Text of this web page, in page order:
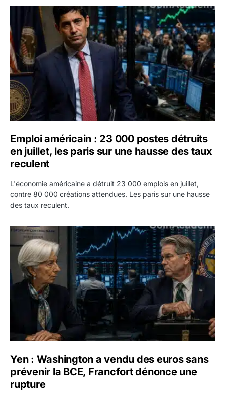
Emploi américain : 23 000 postes détruits en juillet, les
Emploi américain : 23 000 postes détruits
en juillet, les paris sur une hausse des taux
reculent
L'économie américaine a détruit 23 000 emplois en juillet,
contre 80 000 créations attendues. Les paris sur une hausse
des taux reculent.
Yen : Washington a vendu des euros sans prévenir la
Yen : Washington a vendu des euros sans
prévenir la BCE, Francfort dénonce une
rupture